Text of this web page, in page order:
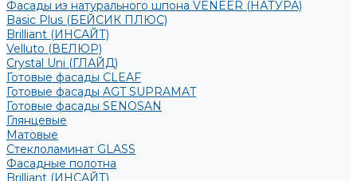
Фасады из натурального шпона VENEER (НАТУРА)
Basic Plus (БЕЙСИК ПЛЮС)
Brilliant (ИНСАЙТ)
Velluto (ВЕЛЮР)
Crystal Uni (ГЛАЙД)
Готовые фасады CLEAF
Готовые фасады AGT SUPRAMAT
Готовые фасады SENOSAN
Глянцевые
Матовые
Стеклоламинат GLASS
Фасадные полотна
Brilliant (ИНСАЙТ)